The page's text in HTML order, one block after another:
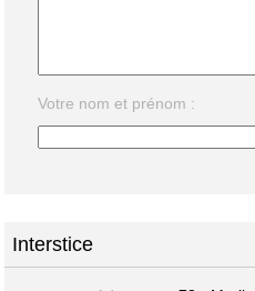
Votre nom et prénom :
Interstice